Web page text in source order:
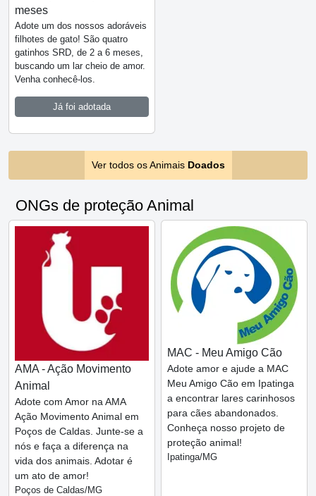
meses
Adote um dos nossos adoráveis
filhotes de gato! São quatro
gatinhos SRD, de 2 a 6 meses,
buscando um lar cheio de amor.
Venha conhecê-los.
Já foi adotada
Ver todos os Animais Doados
ONGs de proteção Animal
AMA - Ação Movimento
Animal
Adote com Amor na AMA
Ação Movimento Animal em
Poços de Caldas. Junte-se a
nós e faça a diferença na
vida dos animais. Adotar é
um ato de amor!
Poços de Caldas/MG
MAC - Meu Amigo Cão
Adote amor e ajude a MAC
Meu Amigo Cão em Ipatinga
a encontrar lares carinhosos
para cães abandonados.
Conheça nosso projeto de
proteção animal!
Ipatinga/MG